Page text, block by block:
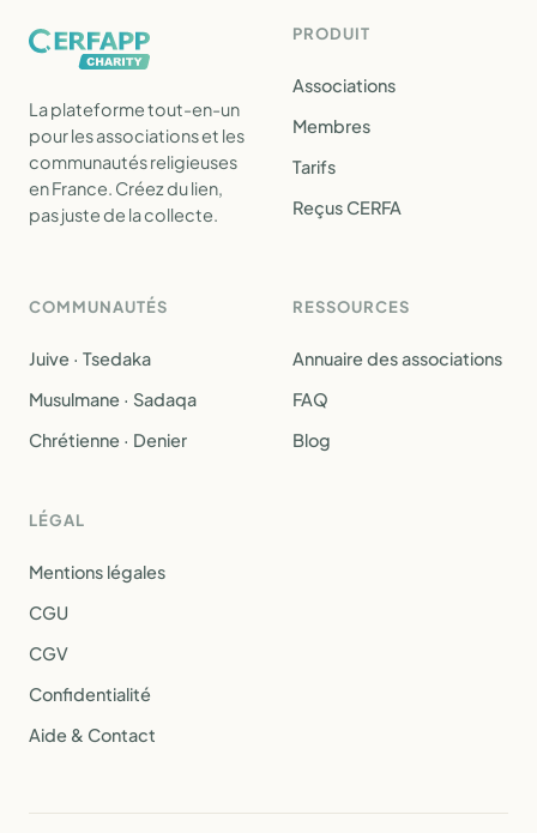
La plateforme tout-en-un
pour les associations et les
communautés religieuses
en France. Créez du lien,
pas juste de la collecte.
PRODUIT
Associations
Membres
Tarifs
Reçus CERFA
COMMUNAUTÉS
Juive · Tsedaka
Musulmane · Sadaqa
Chrétienne · Denier
RESSOURCES
Annuaire des associations
FAQ
Blog
LÉGAL
Mentions légales
CGU
CGV
Confidentialité
Aide & Contact